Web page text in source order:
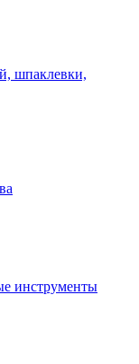
шпаклевки,
инструменты